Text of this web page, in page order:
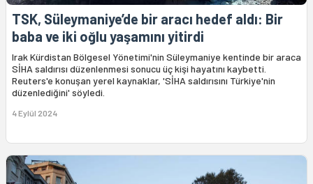
TSK, Süleymaniye’de bir aracı hedef aldı: Bir
baba ve iki oğlu yaşamını yitirdi
Irak Kürdistan Bölgesel Yönetimi'nin Süleymaniye kentinde bir araca
SİHA saldırısı düzenlenmesi sonucu üç kişi hayatını kaybetti.
Reuters'e konuşan yerel kaynaklar, 'SİHA saldırısını Türkiye'nin
düzenlediğini' söyledi.
4 Eylül 2024